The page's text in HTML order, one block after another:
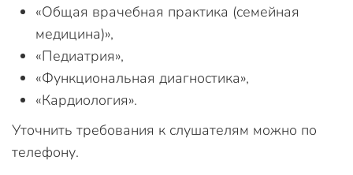
«Общая врачебная практика (семейная
медицина)»,
«Педиатрия»,
«Функциональная диагностика»,
«Кардиология».
Уточнить требования к слушателям можно по
телефону.